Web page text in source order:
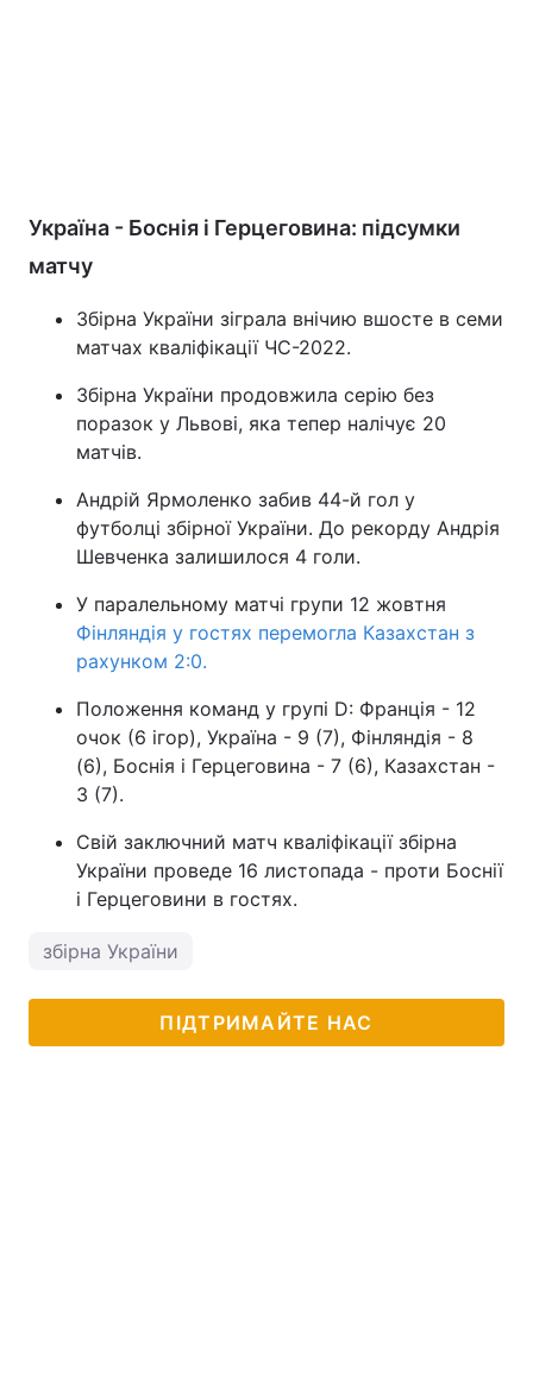
Україна - Боснія і Герцеговина: підсумки
матчу
Збірна України зіграла внічию вшосте в семи
матчах кваліфікації ЧС-2022.
Збірна України продовжила серію без
поразок у Львові, яка тепер налічує 20
матчів.
Андрій Ярмоленко забив 44-й гол у
футболці збірної України. До рекорду Андрія
Шевченка залишилося 4 голи.
У паралельному матчі групи 12 жовтня
Фінляндія у гостях перемогла Казахстан з
рахунком 2:0.
Положення команд у групі D: Франція - 12
очок (6 ігор), Україна - 9 (7), Фінляндія - 8
(6), Боснія і Герцеговина - 7 (6), Казахстан -
3 (7).
Свій заключний матч кваліфікації збірна
України проведе 16 листопада - проти Боснії
і Герцеговини в гостях.
збірна України
ПІДТРИМАЙТЕ НАС